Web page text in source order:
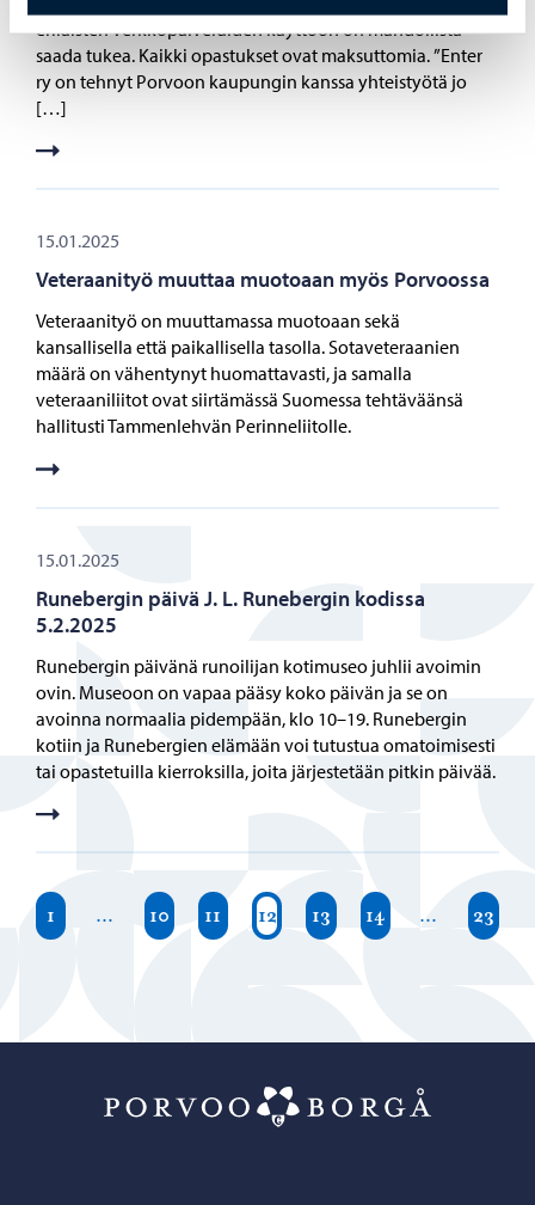
erilaisten verkkopalveluiden käyttöön on mahdollista
saada tukea. Kaikki opastukset ovat maksuttomia. ”Enter
ry on tehnyt Porvoon kaupungin kanssa yhteistyötä jo
[…]
15.01.2025
Veteraanityö muuttaa muotoaan myös Porvoossa
Veteraanityö on muuttamassa muotoaan sekä
kansallisella että paikallisella tasolla. Sotaveteraanien
määrä on vähentynyt huomattavasti, ja samalla
veteraaniliitot ovat siirtämässä Suomessa tehtäväänsä
hallitusti Tammenlehvän Perinneliitolle.
15.01.2025
Runebergin päivä J. L. Runebergin kodissa
5.2.2025
Runebergin päivänä runoilijan kotimuseo juhlii avoimin
ovin. Museoon on vapaa pääsy koko päivän ja se on
avoinna normaalia pidempään, klo 10–19. Runebergin
kotiin ja Runebergien elämään voi tutustua omatoimisesti
tai opastetuilla kierroksilla, joita järjestetään pitkin päivää.
1 … 10 11 12 13 14 … 23